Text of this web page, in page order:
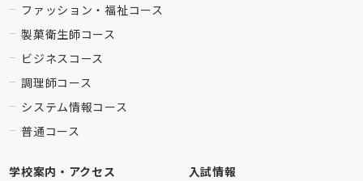
ファッション・福祉コース
製菓衛生師コース
ビジネスコース
調理師コース
システム情報コース
普通コース
学校案内・アクセス
入試情報